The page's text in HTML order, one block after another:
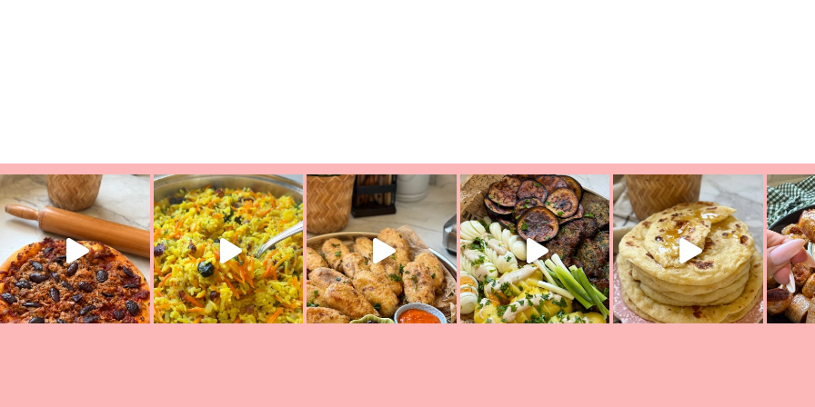
מעול
לאכול משהו אז מה בשבילכם? בפ
פסטל טוניסאי לתשעת הימים, חשבתי מה לחדש לכם ונראה
אורז יצירתי לתשעת הימים ולכבוד שבת קודשלמתכון
פיצה של תשעת הימים ולמה היא נקראת ככה? ההסבר בסרטו